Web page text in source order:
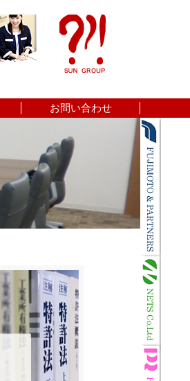
お問い合わせ